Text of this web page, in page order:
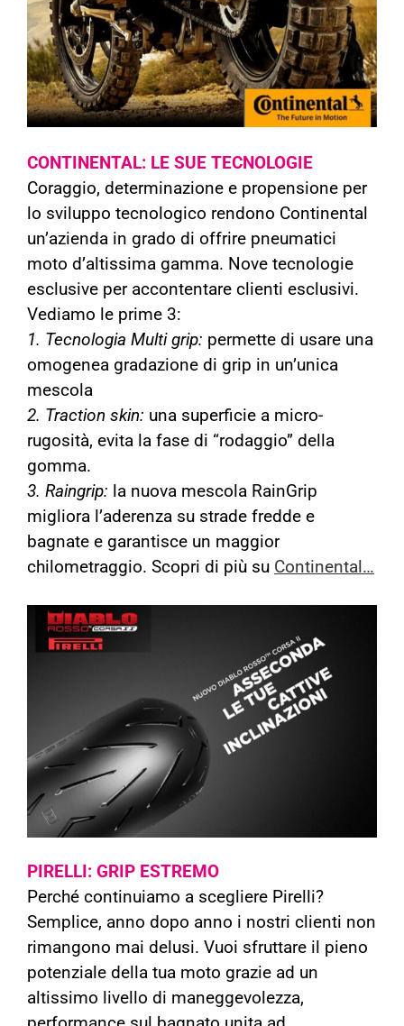
CONTINENTAL: LE SUE TECNOLOGIE
Coraggio, determinazione e propensione per
lo sviluppo tecnologico rendono Continental
un’azienda in grado di offrire pneumatici
moto d’altissima gamma. Nove tecnologie
esclusive per accontentare clienti esclusivi.
Vediamo le prime 3:
1. Tecnologia Multi grip: permette di usare una
omogenea gradazione di grip in un’unica
mescola
2. Traction skin: una superficie a micro-
rugosità, evita la fase di “rodaggio” della
gomma.
3. Raingrip: la nuova mescola RainGrip
migliora l’aderenza su strade fredde e
bagnate e garantisce un maggior
chilometraggio. Scopri di più su Continental…
PIRELLI: GRIP ESTREMO
Perché continuiamo a scegliere Pirelli?
Semplice, anno dopo anno i nostri clienti non
rimangono mai delusi. Vuoi sfruttare il pieno
potenziale della tua moto grazie ad un
altissimo livello di maneggevolezza,